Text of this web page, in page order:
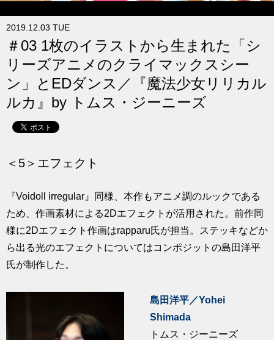
求人
2019.12.03 TUE
＃03 1枚のイラストから生まれた「シ
リーズアニメのクライマックスシー
ン」とEDダンス／『魔法少女リリカル
ルカ』by トムス・ジーニーズ
＜5＞エフェクト
『Voidoll irregular』同様、本作もアニメ調のルックである
ため、作画素材による2Dエフェクトが活用された。前作同
様に2Dエフェクト作画はrapparu氏が担当。ステッキなどか
ら出る光のエフェクトについてはコンポジットの島田洋平
氏が制作した。
島田洋平／Yohei
Shimada
トムス・ジーニーズ